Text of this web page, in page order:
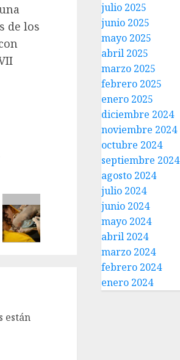
de los
están
julio 2025
junio 2025
mayo 2025
abril 2025
marzo 2025
febrero 2025
enero 2025
diciembre 2024
noviembre 2024
octubre 2024
septiembre 2024
agosto 2024
julio 2024
junio 2024
mayo 2024
abril 2024
marzo 2024
febrero 2024
enero 2024